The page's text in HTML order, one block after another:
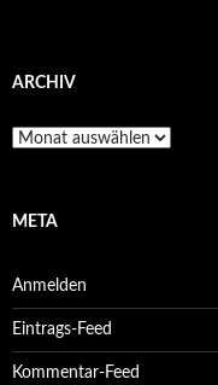
ARCHIV
Archiv
META
Anmelden
Eintrags-Feed
Kommentar-Feed